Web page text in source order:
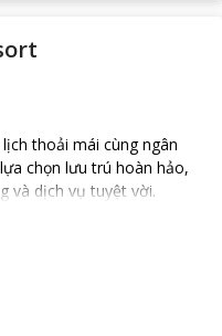
thoải mái cùng ngân
chọn lưu trú hoàn hảo,
và dịch vụ tuyệt vời.